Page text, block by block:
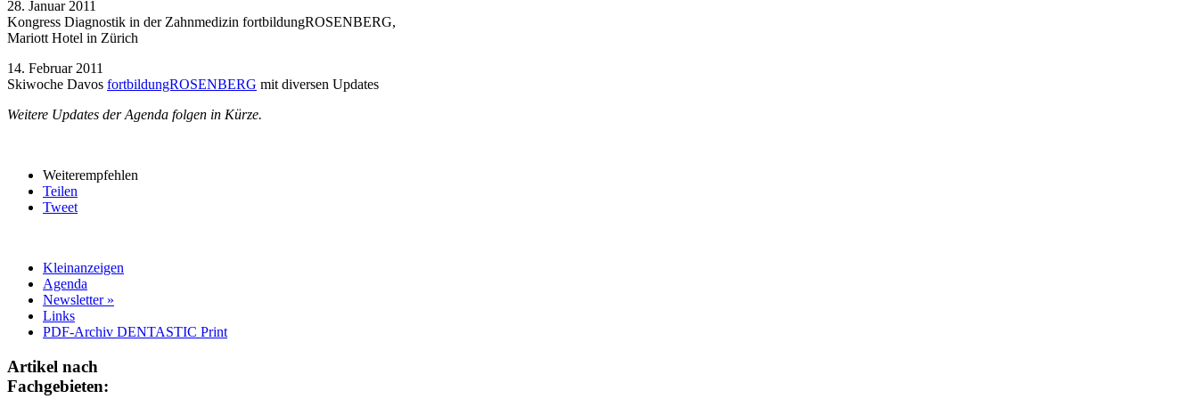
28. Januar 2011
Kongress Diagnostik in der Zahnmedizin fortbildungROSENBERG,
Mariott Hotel in Zürich
14. Februar 2011
Skiwoche Davos fortbildungROSENBERG mit diversen Updates
Weitere Updates der Agenda folgen in Kürze.
Weiterempfehlen
Teilen
Tweet
Kleinanzeigen
Agenda
Newsletter »
Links
PDF-Archiv DENTASTIC Print
Artikel nach
Fachgebieten: